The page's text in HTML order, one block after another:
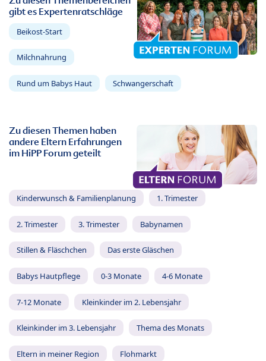
gibt es Expertenratschläge
Beikost-Start
Milchnahrung
Rund um Babys Haut Schwangerschaft
Zu diesen Themen haben
andere Eltern Erfahrungen
im HiPP Forum geteilt
Kinderwunsch & Familienplanung 1. Trimester
2. Trimester 3. Trimester Babynamen
Stillen & Fläschchen Das erste Gläschen
Babys Hautpflege 0-3 Monate 4-6 Monate
7-12 Monate Kleinkinder im 2. Lebensjahr
Kleinkinder im 3. Lebensjahr Thema des Monats
Eltern in meiner Region Flohmarkt